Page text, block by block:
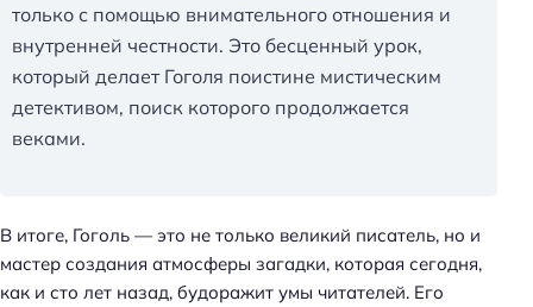
только с помощью внимательного отношения и
внутренней честности. Это бесценный урок,
который делает Гоголя поистине мистическим
детективом, поиск которого продолжается
веками.
В итоге, Гоголь — это не только великий писатель, но и
мастер создания атмосферы загадки, которая сегодня,
как и сто лет назад, будоражит умы читателей. Его